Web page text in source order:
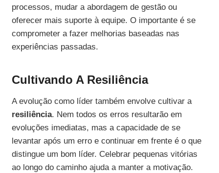
processos, mudar a abordagem de gestão ou
oferecer mais suporte à equipe. O importante é se
comprometer a fazer melhorias baseadas nas
experiências passadas.
Cultivando A Resiliência
A evolução como líder também envolve cultivar a
resiliência. Nem todos os erros resultarão em
evoluções imediatas, mas a capacidade de se
levantar após um erro e continuar em frente é o que
distingue um bom líder. Celebrar pequenas vitórias
ao longo do caminho ajuda a manter a motivação.